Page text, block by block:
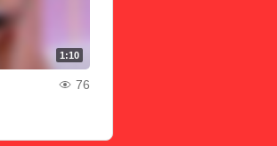
1:10
76